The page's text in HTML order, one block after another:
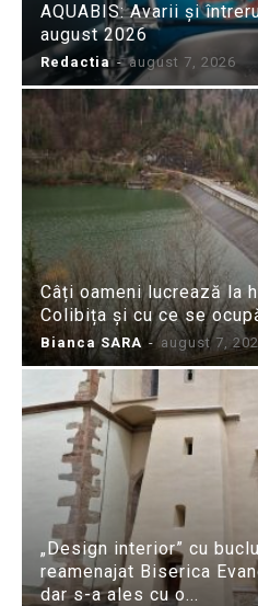
AQUABIS: Avarii și
august 2026
Redactia - august 7, 2026
Câți oameni lucrează la
Colibița și cu ce se
Bianca SARA - august 7,
„Design interior” cu
reamenajat Biserica
dar s-a ales cu o...